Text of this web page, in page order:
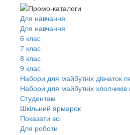
Для навчання
Для навчання
6 клас
7 клас
8 клас
9 клас
Набори для майбутніх дiвчаток
Набори для майбутніх хлопчиків
Студентам
Шкільний ярмарок
Показати всі
Для роботи